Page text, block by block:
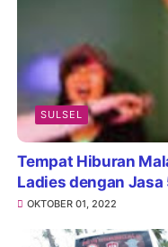
SULSEL
Tempat Hiburan
Ladies dengan Jasa
OKTOBER 01, 2022